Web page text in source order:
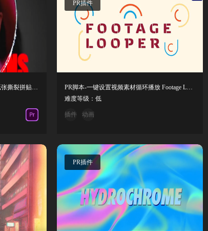
PR脚本-250组复古电影胶片故障纸张撕裂拼贴定格转场动画预设
PR插件
PR脚本-一键设置视频素材循环播放 Footage Looper 1.0.0
难度等级：低
插件 动画
PR插件